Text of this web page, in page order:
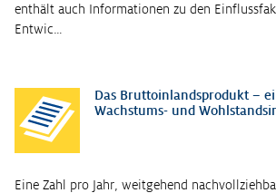
enthält auch Informationen zu den
Entwic…
Das Bruttoinlandsprodukt –
Wachstums- und
Eine Zahl pro Jahr, weitgehend